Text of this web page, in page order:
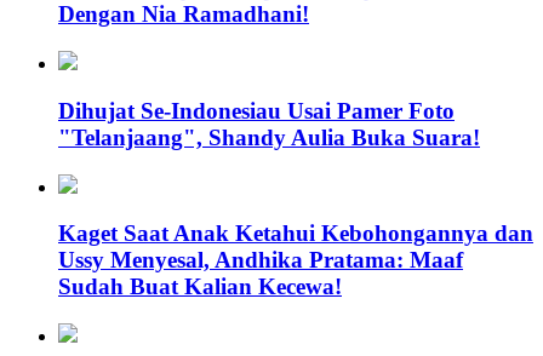
Dengan Nia Ramadhani!
Dihujat Se-Indonesiau Usai Pamer Foto
"Telanjaang", Shandy Aulia Buka Suara!
Kaget Saat Anak Ketahui Kebohongannya dan
Ussy Menyesal, Andhika Pratama: Maaf
Sudah Buat Kalian Kecewa!